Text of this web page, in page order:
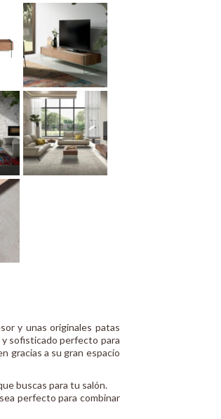
y unas originales patas
sofisticado perfecto para
gracias a su gran espacio
buscas para tu salón.
perfecto para combinar